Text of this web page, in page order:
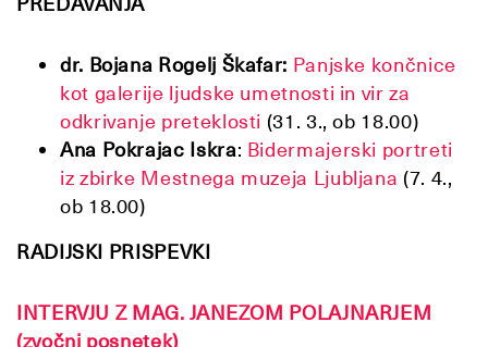
dr. Bojana Rogelj Škafar: Panjske končnice
kot galerije ljudske umetnosti in vir za
odkrivanje preteklosti (31. 3., ob 18.00)
Ana Pokrajac Iskra: Bidermajerski portreti
iz zbirke Mestnega muzeja Ljubljana (7. 4.,
ob 18.00)
RADIJSKI PRISPEVKI
INTERVJU Z MAG. JANEZOM POLAJNARJEM
(zvočni posnetek)